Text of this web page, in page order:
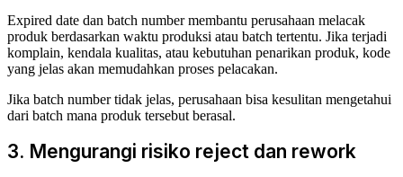
Expired date dan batch number membantu perusahaan melacak
produk berdasarkan waktu produksi atau batch tertentu. Jika terjadi
komplain, kendala kualitas, atau kebutuhan penarikan produk, kode
yang jelas akan memudahkan proses pelacakan.
Jika batch number tidak jelas, perusahaan bisa kesulitan mengetahui
dari batch mana produk tersebut berasal.
3. Mengurangi risiko reject dan rework